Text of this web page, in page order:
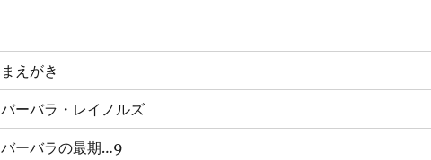
まえがき
バーバラ・レイノルズ
バーバラの最期…9